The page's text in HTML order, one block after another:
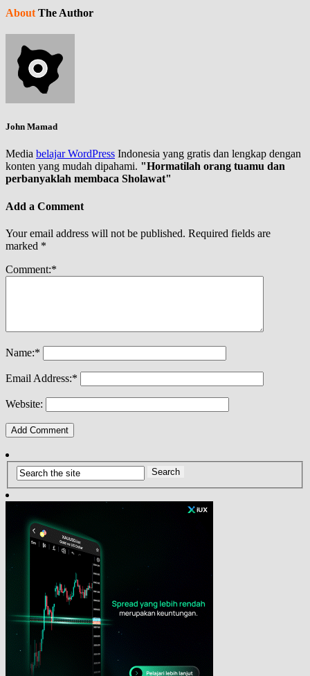
About The Author
John Mamad
Media belajar WordPress Indonesia yang gratis dan lengkap dengan
konten yang mudah dipahami. "Hormatilah orang tuamu dan
perbanyaklah membaca Sholawat"
Add a Comment
Your email address will not be published. Required fields are
marked *
Comment:*
Name:*
Email Address:*
Website: